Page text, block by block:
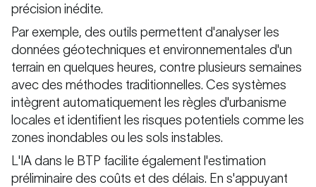
précision inédite.
Par exemple, des outils permettent d'analyser les
données géotechniques et environnementales d'un
terrain en quelques heures, contre plusieurs semaines
avec des méthodes traditionnelles. Ces systèmes
intègrent automatiquement les règles d'urbanisme
locales et identifient les risques potentiels comme les
zones inondables ou les sols instables.
L'IA dans le BTP facilite également l'estimation
préliminaire des coûts et des délais. En s'appuyant